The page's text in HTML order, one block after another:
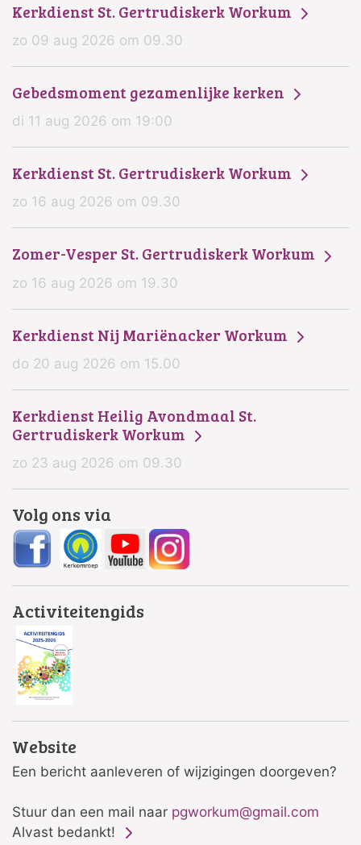
Kerkdienst St. Gertrudiskerk Workum
zo 09 aug 2026 om 09.30
Gebedsmoment gezamenlijke kerken
di 11 aug 2026 om 19:00
Kerkdienst St. Gertrudiskerk Workum
zo 16 aug 2026 om 09.30
Zomer-Vesper St. Gertrudiskerk Workum
zo 16 aug 2026 om 19.30
Kerkdienst Nij Mariënacker Workum
do 20 aug 2026 om 15.00
Kerkdienst Heilig Avondmaal St.
Gertrudiskerk Workum
zo 23 aug 2026 om 09.30
Volg ons via
Activiteitengids
Website
Een bericht aanleveren of wijzigingen doorgeven?
Stuur dan een mail naar pgworkum@gmail.com
Alvast bedankt!